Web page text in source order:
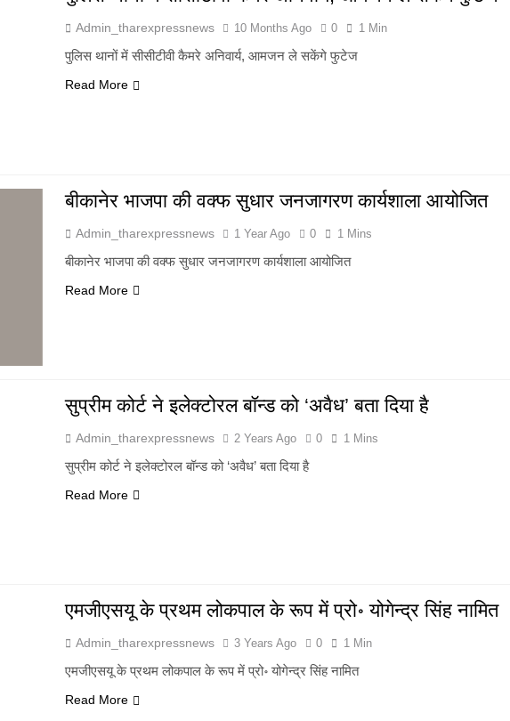
Admin_tharexpressnews 10 Months Ago 0 1 Min
पुलिस थानों में सीसीटीवी कैमरे अनिवार्य, आमजन ले सकेंगे फुटेज
Read More
बीकानेर भाजपा की वक्फ सुधार जनजागरण कार्यशाला आयोजित
Admin_tharexpressnews 1 Year Ago 0 1 Mins
बीकानेर भाजपा की वक्फ सुधार जनजागरण कार्यशाला आयोजित
Read More
सुप्रीम कोर्ट ने इलेक्टोरल बॉन्ड को ‘अवैध’ बता दिया है
Admin_tharexpressnews 2 Years Ago 0 1 Mins
सुप्रीम कोर्ट ने इलेक्टोरल बॉन्ड को ‘अवैध’ बता दिया है
Read More
एमजीएसयू के प्रथम लोकपाल के रूप में प्रो॰ योगेन्द्र सिंह नामित
Admin_tharexpressnews 3 Years Ago 0 1 Min
एमजीएसयू के प्रथम लोकपाल के रूप में प्रो॰ योगेन्द्र सिंह नामित
Read More